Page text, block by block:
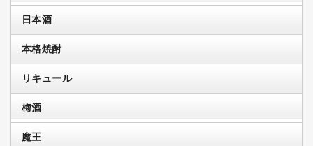
日本酒
本格焼酎
リキュール
梅酒
魔王